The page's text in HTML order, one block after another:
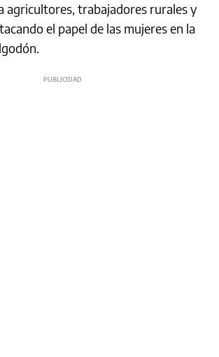
agricultores, trabajadores rurales y
el papel de las mujeres en la